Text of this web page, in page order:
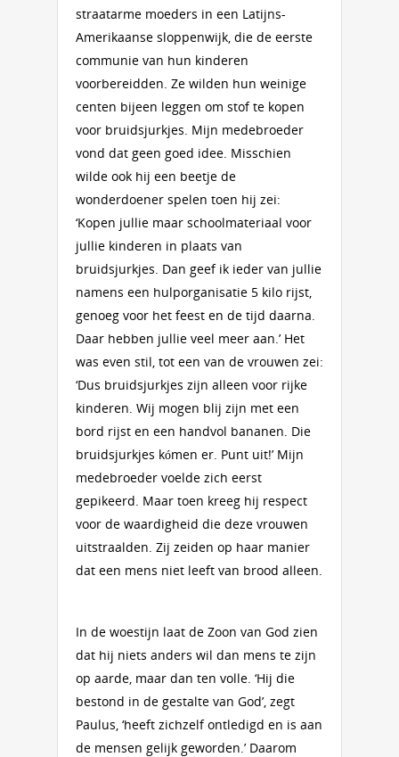
straatarme moeders in een Latijns-
Amerikaanse sloppenwijk, die de eerste
communie van hun kinderen
voorbereidden. Ze wilden hun weinige
centen bijeen leggen om stof te kopen
voor bruidsjurkjes. Mijn medebroeder
vond dat geen goed idee. Misschien
wilde ook hij een beetje de
wonderdoener spelen toen hij zei:
‘Kopen jullie maar schoolmateriaal voor
jullie kinderen in plaats van
bruidsjurkjes. Dan geef ik ieder van jullie
namens een hulporganisatie 5 kilo rijst,
genoeg voor het feest en de tijd daarna.
Daar hebben jullie veel meer aan.’ Het
was even stil, tot een van de vrouwen zei:
‘Dus bruidsjurkjes zijn alleen voor rijke
kinderen. Wij mogen blij zijn met een
bord rijst en een handvol bananen. Die
bruidsjurkjes kómen er. Punt uit!’ Mijn
medebroeder voelde zich eerst
gepikeerd. Maar toen kreeg hij respect
voor de waardigheid die deze vrouwen
uitstraalden. Zij zeiden op haar manier
dat een mens niet leeft van brood alleen.
In de woestijn laat de Zoon van God zien
dat hij niets anders wil dan mens te zijn
op aarde, maar dan ten volle. ‘Hij die
bestond in de gestalte van God’, zegt
Paulus, ‘heeft zichzelf ontledigd en is aan
de mensen gelijk geworden.’ Daarom